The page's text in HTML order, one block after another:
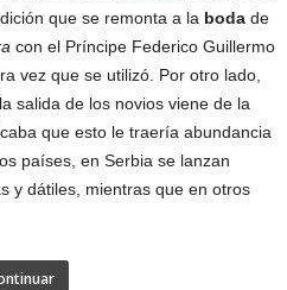
que se remonta a la boda de
con el Príncipe Federico Guillermo
vez que se utilizó. Por otro lado,
salida de los novios viene de la
que esto le traería abundancia
países, en Serbia se lanzan
y dátiles, mientras que en otros